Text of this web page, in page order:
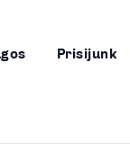
Prisijunk